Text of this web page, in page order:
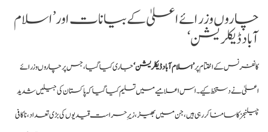
چاروں وزرائے اعلیٰ کے بیانات اور ’اسلام
آباد ڈیکلریشن‘
کانفرنس کے اختتام پر’اسلام آباد ڈیکلریشن‘جاری کیا گیا، جس پر چاروں وزرائے
اعلیٰ نے دستخط کیے۔اس اعلامیے میں تسلیم کیا گیا کہ پاکستان کی جیلیں شدید
چیلنجز کا سامنا کر رہی ہیں، جن میں بھیڑ، زیرِ حراست قیدیوں کی بڑی تعداد، ناکافی